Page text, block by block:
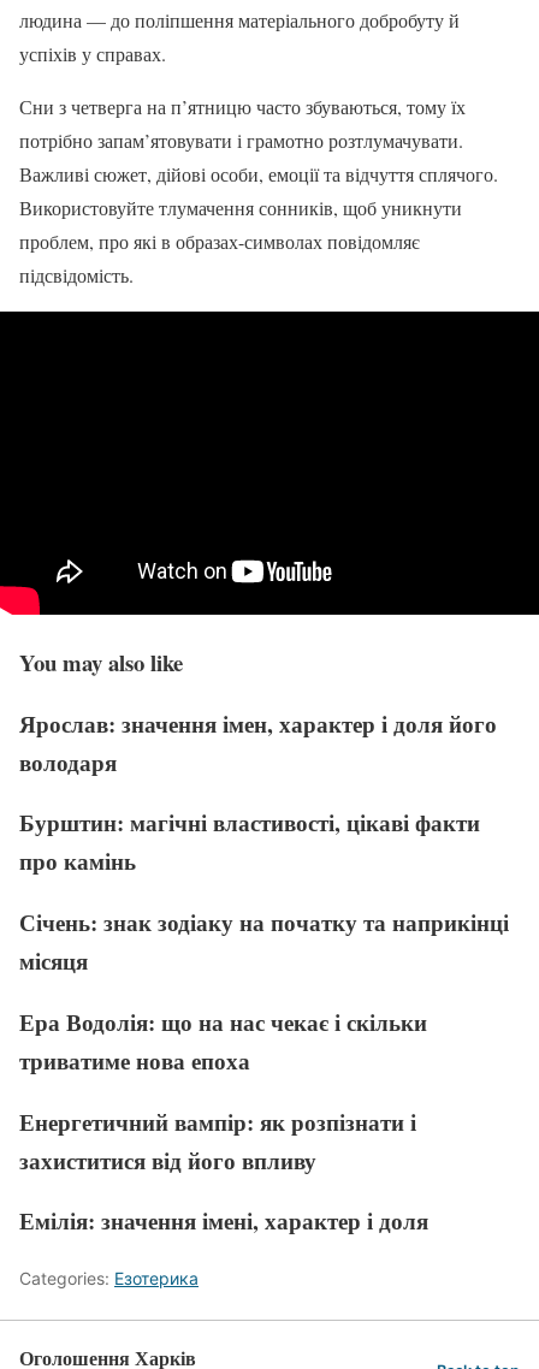
людина — до поліпшення матеріального добробуту й
успіхів у справах.
Сни з четверга на п’ятницю часто збуваються, тому їх
потрібно запам’ятовувати і грамотно розтлумачувати.
Важливі сюжет, дійові особи, емоції та відчуття сплячого.
Використовуйте тлумачення сонників, щоб уникнути
проблем, про які в образах-символах повідомляє
підсвідомість.
You may also like
Ярослав: значення імен, характер і доля його
володаря
Бурштин: магічні властивості, цікаві факти
про камінь
Січень: знак зодіаку на початку та наприкінці
місяця
Ера Водолія: що на нас чекає і скільки
триватиме нова епоха
Енергетичний вампір: як розпізнати і
захиститися від його впливу
Емілія: значення імені, характер і доля
Categories: Езотерика
Оголошення Харків